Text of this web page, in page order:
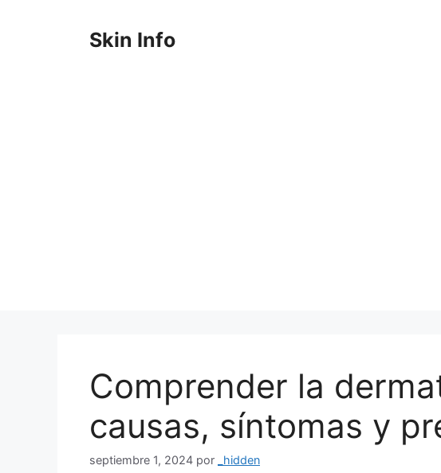
Skin Info
Comprender la
causas, síntomas y
septiembre 1, 2024 por _hidden